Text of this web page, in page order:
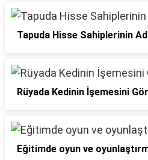
Tapuda Hisse Sahiplerinin
Rüyada Kedinin İşemesini
Eğitimde oyun ve